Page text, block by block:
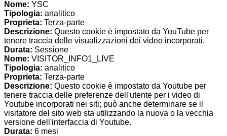
Nome: YSC
Tipologia: analitico
Proprieta: Terza-parte
Descrizione: Questo cookie è impostato da YouTube per
tenere traccia delle visualizzazioni dei video incorporati.
Durata: Sessione
Nome: VISITOR_INFO1_LIVE
Tipologia: analitico
Proprieta: Terza-parte
Descrizione: Questo cookie è impostato da Youtube per
tenere traccia delle preferenze dell'utente per i video di
Youtube incorporati nei siti; può anche determinare se il
visitatore del sito web sta utilizzando la nuova o la vecchia
versione dell'interfaccia di Youtube.
Durata: 6 mesi